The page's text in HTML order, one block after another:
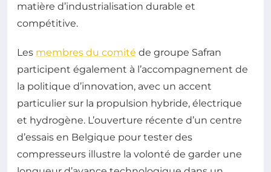
matière d’industrialisation durable et
compétitive.
Les membres du comité de groupe Safran
participent également à l’accompagnement de
la politique d’innovation, avec un accent
particulier sur la propulsion hybride, électrique
et hydrogène. L’ouverture récente d’un centre
d’essais en Belgique pour tester des
compresseurs illustre la volonté de garder une